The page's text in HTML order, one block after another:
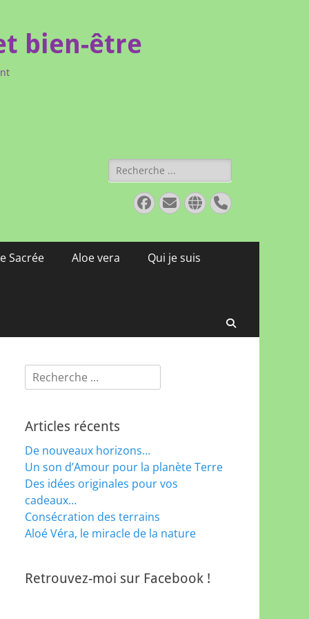
bien-être
Rechercher :
Facebook
E-
mail
Site
web
Tél
Sacrée Aloe vera Qui je suis
Rechercher :
Articles récents
De nouveaux horizons…
Un son d’Amour pour la planète Terre
Des idées originales pour vos
cadeaux…
Consécration des terrains
Aloé Véra, le miracle de la nature
Retrouvez-moi sur Facebook !